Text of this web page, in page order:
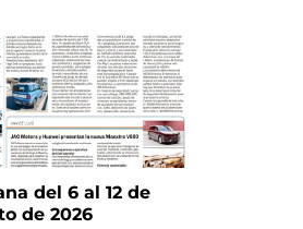
del 6 al 12 de
de 2026